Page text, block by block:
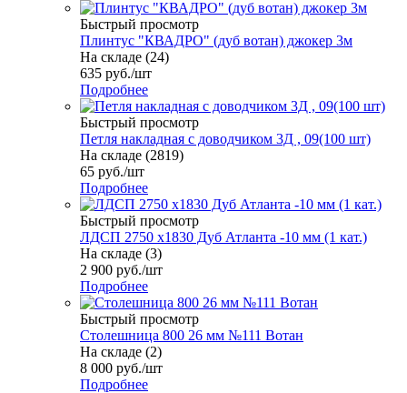
Быстрый просмотр
Плинтус "КВАДРО" (дуб вотан) джокер 3м
На складе (24)
635 руб./шт
Подробнее
Быстрый просмотр
Петля накладная с доводчиком 3Д , 09(100 шт)
На складе (2819)
65 руб./шт
Подробнее
Быстрый просмотр
ЛДСП 2750 х1830 Дуб Атланта -10 мм (1 кат.)
На складе (3)
2 900 руб./шт
Подробнее
Быстрый просмотр
Столешница 800 26 мм №111 Вотан
На складе (2)
8 000 руб./шт
Подробнее